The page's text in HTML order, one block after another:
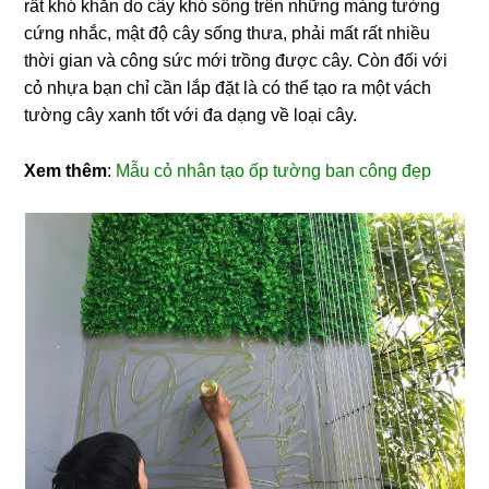
rất khó khăn do cây khó sống trên những mảng tường
cứng nhắc, mật độ cây sống thưa, phải mất rất nhiều
thời gian và công sức mới trồng được cây. Còn đối với
cỏ nhựa bạn chỉ cần lắp đặt là có thể tạo ra một vách
tường cây xanh tốt với đa dạng về loại cây.
Xem thêm: Mẫu cỏ nhân tạo ốp tường ban công đẹp